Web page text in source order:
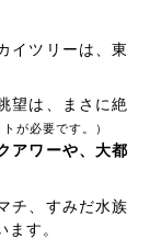
イツリーは、東
望は、まさに絶
が必要です。）
アワーや、大都
チ、すみだ水族
す。